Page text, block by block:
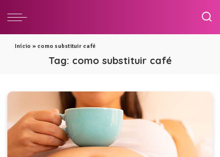
Início » como substituir café
Tag: como substituir café